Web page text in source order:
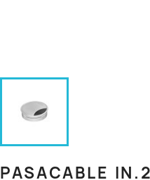
PASACABLE